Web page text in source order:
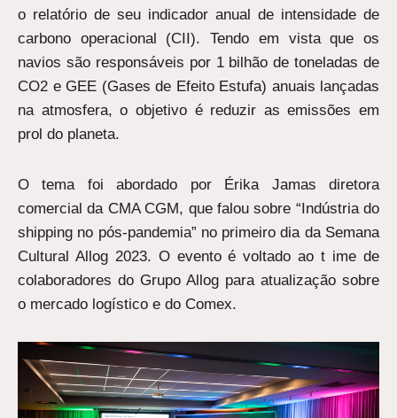
o relatório de seu indicador anual de intensidade de
carbono operacional (CII). Tendo em vista que os
navios são responsáveis por 1 bilhão de toneladas de
CO2 e GEE (Gases de Efeito Estufa) anuais lançadas
na atmosfera, o objetivo é reduzir as emissões em
prol do planeta.
O tema foi abordado por Érika Jamas diretora
comercial da CMA CGM, que falou sobre “Indústria do
shipping no pós-pandemia” no primeiro dia da Semana
Cultural Allog 2023. O evento é voltado ao t ime de
colaboradores do Grupo Allog para atualização sobre
o mercado logístico e do Comex.